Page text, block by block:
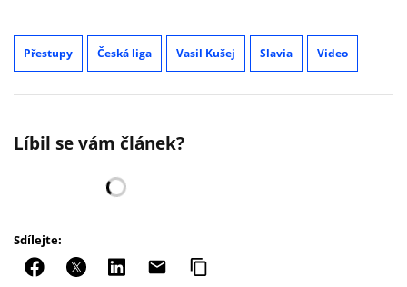
Přestupy Česká liga Vasil Kušej Slavia Video
Líbil se vám článek?
Sdílejte: